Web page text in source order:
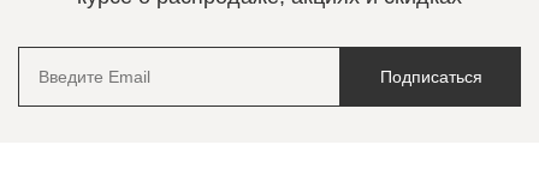
Подписаться